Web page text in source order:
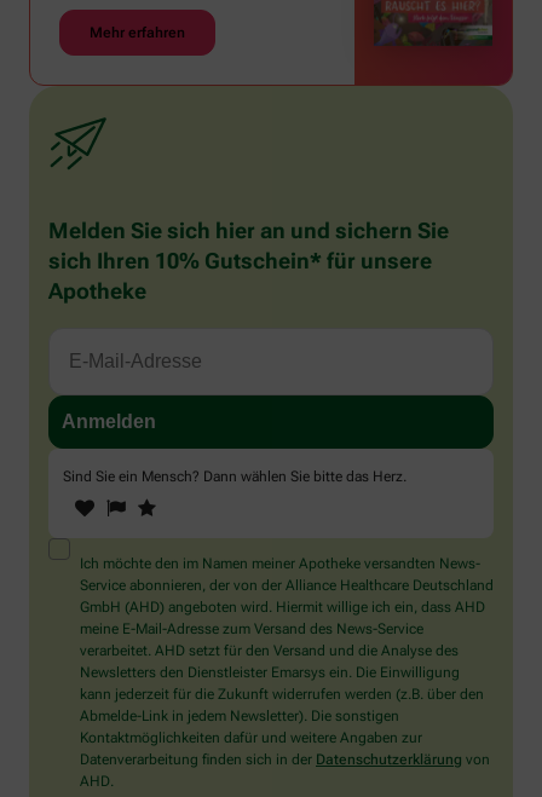
Mehr erfahren
Melden Sie sich hier an und sichern Sie
sich Ihren 10% Gutschein* für unsere
Apotheke
Sind Sie ein Mensch? Dann wählen Sie bitte das Herz
Sind
Sie
ein
Mensch?
Dann
wählen
Sie
bitte
das
Herz.
1 2
Ich möchte den im Namen meiner Apotheke versandten News-
Service abonnieren, der von der Alliance Healthcare Deutschland
GmbH (AHD) angeboten wird. Hiermit willige ich ein, dass AHD
meine E-Mail-Adresse zum Versand des News-Service
verarbeitet. AHD setzt für den Versand und die Analyse des
Newsletters den Dienstleister Emarsys ein. Die Einwilligung
kann jederzeit für die Zukunft widerrufen werden (z.B. über den
Abmelde-Link in jedem Newsletter). Die sonstigen
Kontaktmöglichkeiten dafür und weitere Angaben zur
Datenverarbeitung finden sich in der Datenschutzerklärung von
AHD.